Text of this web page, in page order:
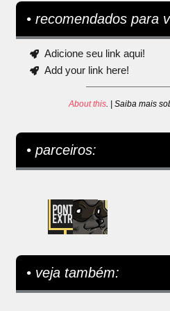
• recomendados para
Adicione seu link aqui!
Add your link here!
About this. | Saiba mais
• parceiros:
• veja também: